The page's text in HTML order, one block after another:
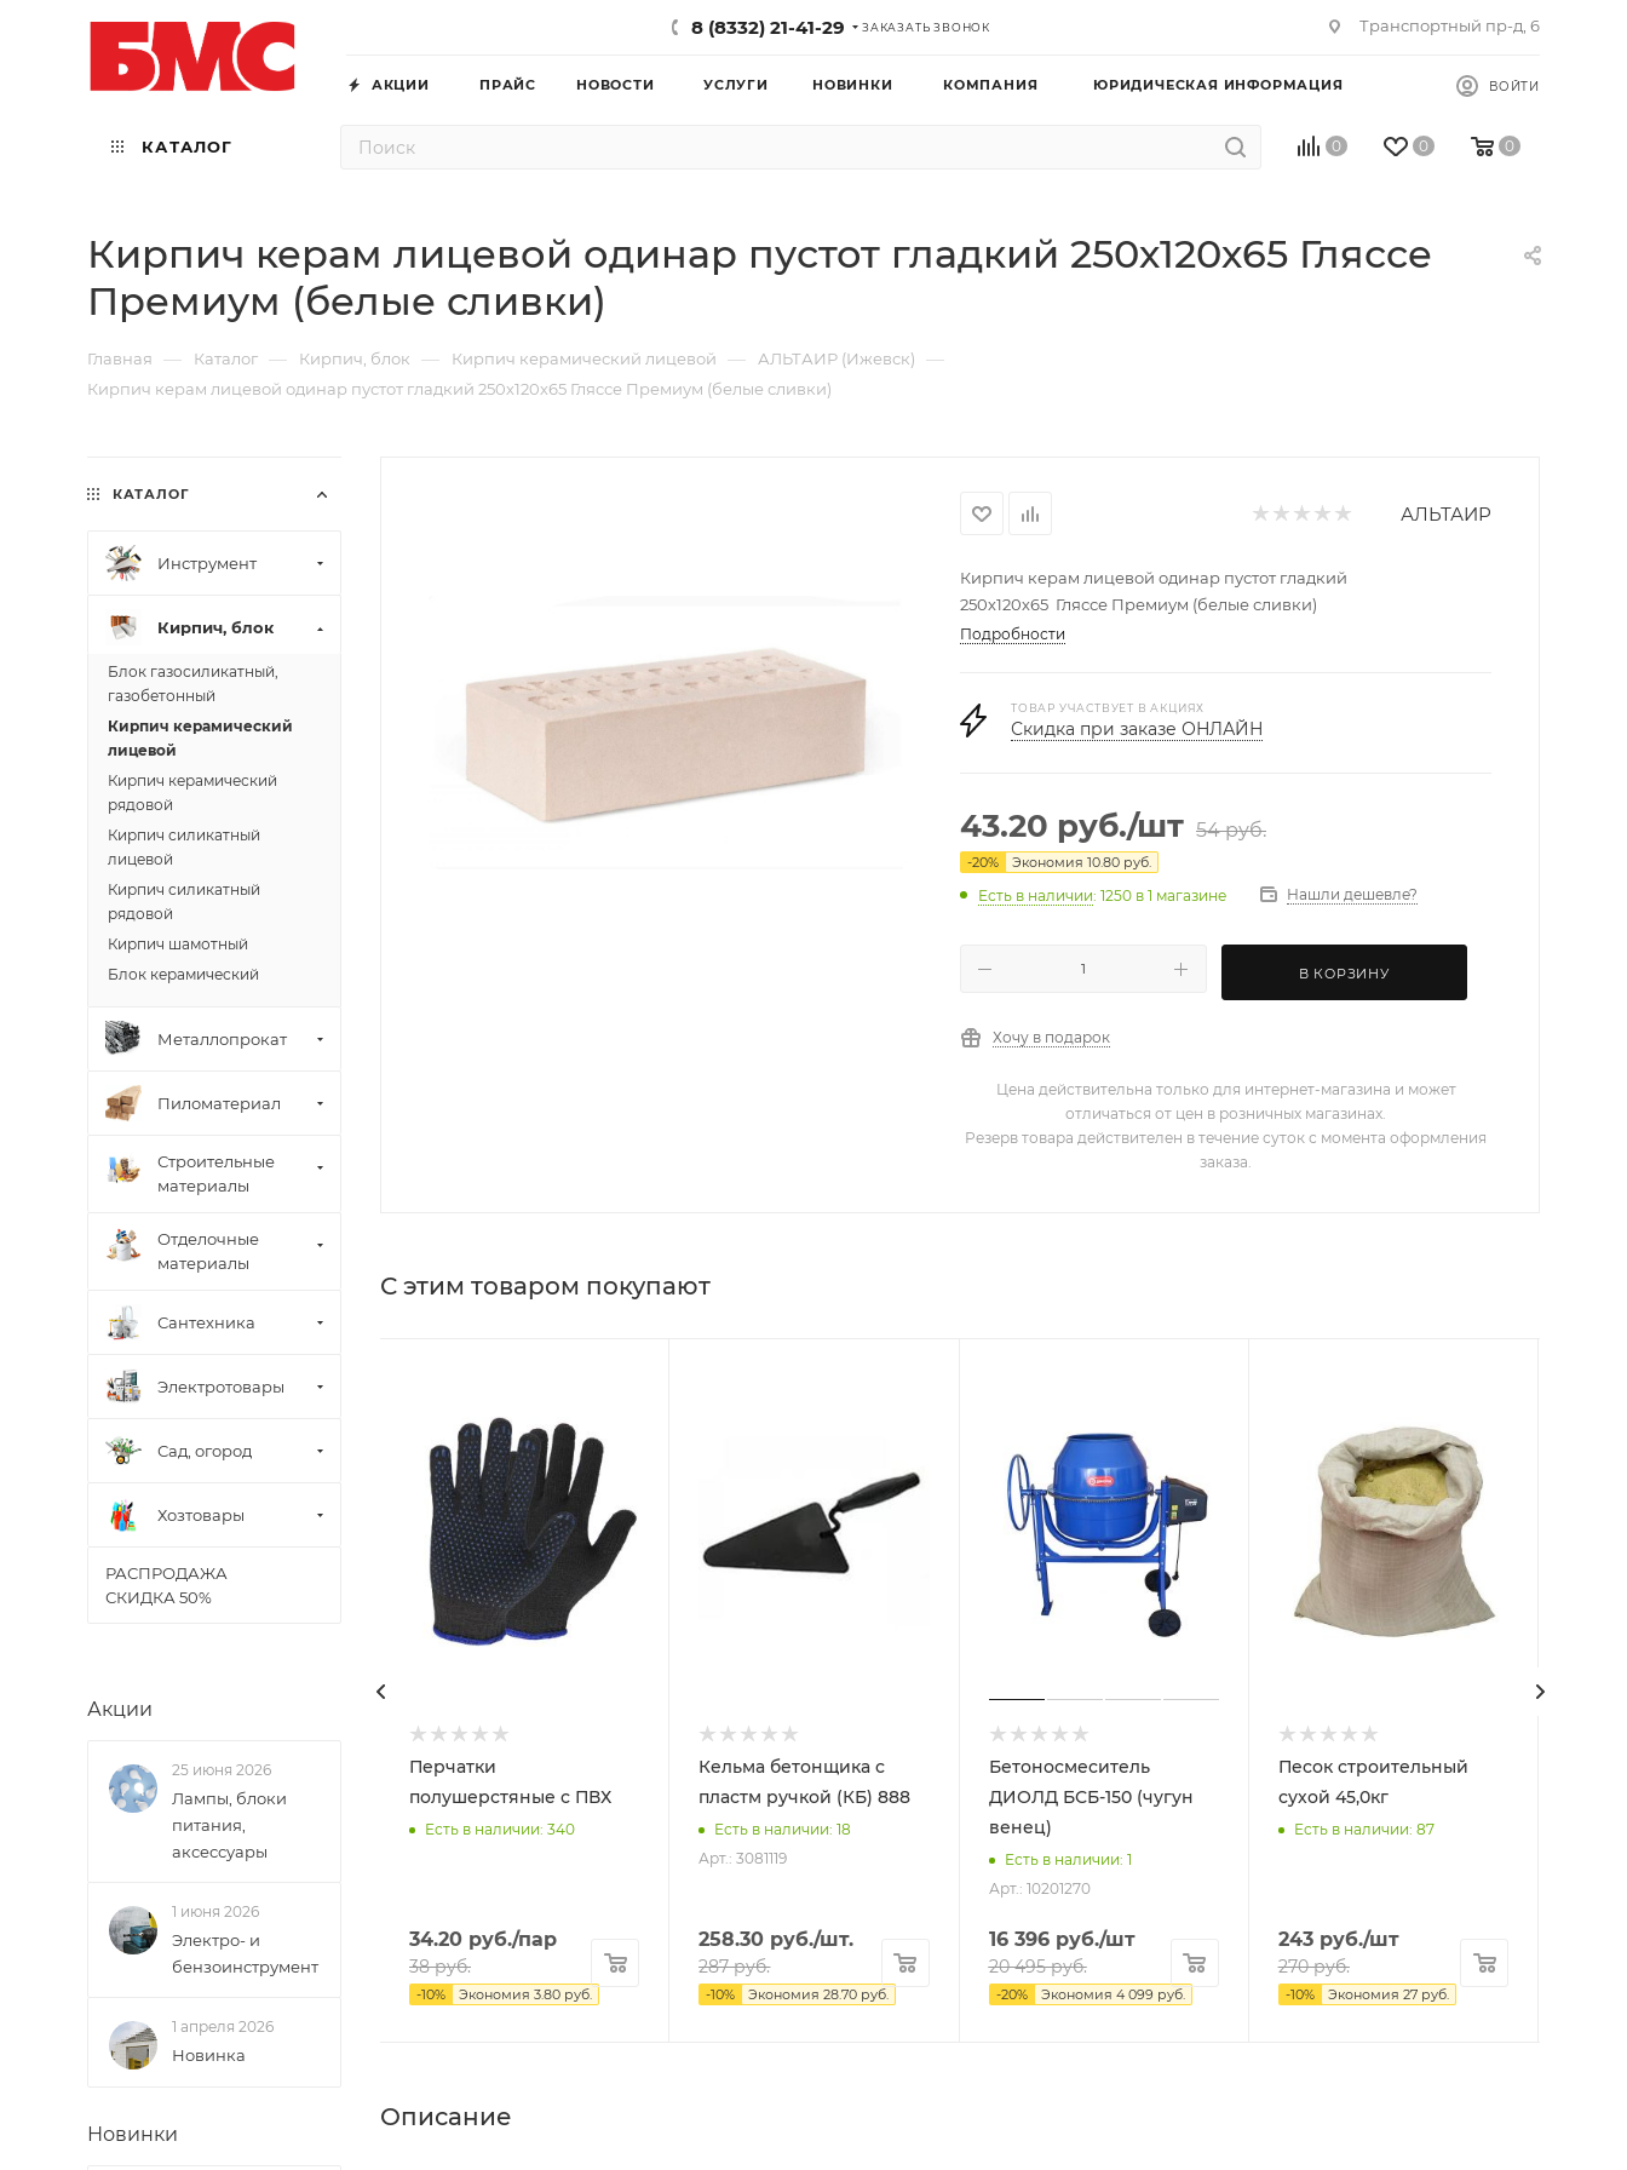
8 (8332) 21-41-29 ЗАКАЗАТЬ ЗВОНОК Транспортный пр-д, 6
АКЦИИ ПРАЙС НОВОСТИ УСЛУГИ НОВИНКИ КОМПАНИЯ ЮРИДИЧЕСКАЯ ИНФОРМАЦИЯ ВОЙТИ
КАТАЛОГ 0 0 0
Кирпич керам лицевой одинар пустот гладкий 250х120х65 Гляссе
Премиум (белые сливки)
Главная — Каталог — Кирпич, блок — Кирпич керамический лицевой — АЛЬТАИР (Ижевск) —
Кирпич керам лицевой одинар пустот гладкий 250х120х65 Гляссе Премиум (белые сливки)
АЛЬТАИР
Кирпич керам лицевой одинар пустот гладкий
250х120х65 Гляссе Премиум (белые сливки)
Подробности
ТОВАР УЧАСТВУЕТ В АКЦИЯХ
Скидка при заказе ОНЛАЙН
43.20 руб./шт 54руб.
-20% Экономия 10.80 руб.
Есть в наличии: 1250 в 1 магазине Нашли дешевле?
В КОРЗИНУ
Хочу в подарок
Цена действительна только для интернет-магазина и может
отличаться от цен в розничных магазинах.
Резерв товара действителен в течение суток с момента оформления
заказа.
С этим товаром покупают
Перчатки
полушерстяные с ПВХ
Есть в наличии: 340
34.20 руб./пар
38руб.
-10% Экономия 3.80 руб.
Кельма бетонщика с
пластм ручкой (КБ) 888
Есть в наличии: 18
Арт.: 3081119
258.30 руб./шт.
287руб.
-10% Экономия 28.70 руб.
Бетоносмеситель
ДИОЛД БСБ-150 (чугун
венец)
Есть в наличии: 1
Арт.: 10201270
16 396руб./шт
20 495руб.
-20% Экономия 4 099 руб.
Песок строительный
сухой 45,0кг
Есть в наличии: 87
243руб./шт
270руб.
-10% Экономия 27руб.
Описание
КАТАЛОГ
Инструмент
Кирпич, блок
Блок газосиликатный,
газобетонный
Кирпич керамический
лицевой
Кирпич керамический
рядовой
Кирпич силикатный
лицевой
Кирпич силикатный
рядовой
Кирпич шамотный
Блок керамический
Металлопрокат
Пиломатериал
Строительные
материалы
Отделочные
материалы
Сантехника
Электротовары
Сад, огород
Хозтовары
РАСПРОДАЖА
СКИДКА 50%
Акции
25 июня 2026
Лампы, блоки
питания,
аксессуары
1 июня 2026
Электро- и
бензоинструмент
1 апреля 2026
Новинка
Новинки